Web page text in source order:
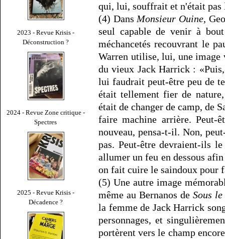
2023 - Revue Krisis -
Déconstruction ?
2024 - Revue Zone critique -
Spectres
2025 - Revue Krisis -
Décadence ?
qui, lui, souffrait et n'était pas
(4) Dans Monsieur Ouine,
seul capable de venir à
méchancetés recouvrant le
Warren utilise, lui, une image
du vieux Jack Harrick :
lui faudrait peut-être peu de
était tellement fier de
était de changer de camp, de
faire machine arrière. Peut-
nouveau, pensa-t-il. Non,
pas. Peut-être devraient-ils
allumer un feu en dessous
on fait cuire le saindoux pour
(5) Une autre image
même au Bernanos deSous
la femme de Jack Harrick
personnages, et
portèrent vers le champ